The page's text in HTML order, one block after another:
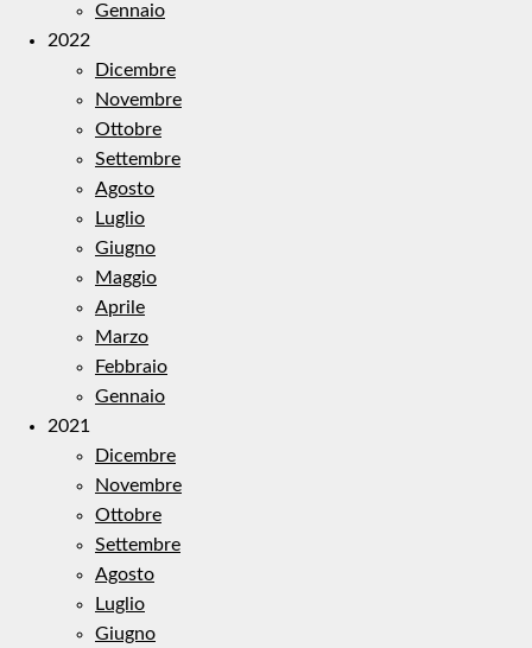
Gennaio
2022
Dicembre
Novembre
Ottobre
Settembre
Agosto
Luglio
Giugno
Maggio
Aprile
Marzo
Febbraio
Gennaio
2021
Dicembre
Novembre
Ottobre
Settembre
Agosto
Luglio
Giugno